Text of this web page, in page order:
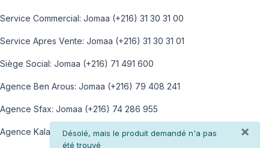
×
info
Désolé, mais le produit demandé n'a pas
été trouvé
Service Commercial: Jomaa (+216) 31 30 31 00
Service Apres Vente: Jomaa (+216) 31 30 31 01
Siège Social: Jomaa (+216) 71 491 600
Agence Ben Arous: Jomaa (+216) 79 408 241
Agence Sfax: Jomaa (+216) 74 286 955
Agence Kalaa: Jomaa (+216) 73 812 100